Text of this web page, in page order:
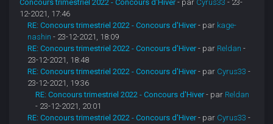
Concours trimestriel 2022 - Concours d'Hiver - par Cyrus33 - 23-
12-2021, 17:46
RE: Concours trimestriel 2022 - Concours d'Hiver - par kage-
nashin - 23-12-2021, 18:09
RE: Concours trimestriel 2022 - Concours d'Hiver - par Reldan -
23-12-2021, 18:48
RE: Concours trimestriel 2022 - Concours d'Hiver - par Cyrus33 -
23-12-2021, 19:36
RE: Concours trimestriel 2022 - Concours d'Hiver - par Reldan
- 23-12-2021, 20:01
RE: Concours trimestriel 2022 - Concours d'Hiver - par Cyrus33 -